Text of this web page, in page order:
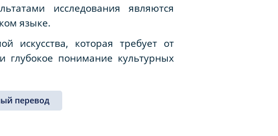
исследования являются
языке.
искусства, которая требует от
понимание культурных
перевод